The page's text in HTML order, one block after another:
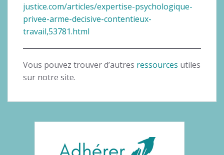
justice.com/articles/expertise-psychologique-
privee-arme-decisive-contentieux-
travail,53781.html
Vous pouvez trouver d’autres ressources utiles
sur notre site.